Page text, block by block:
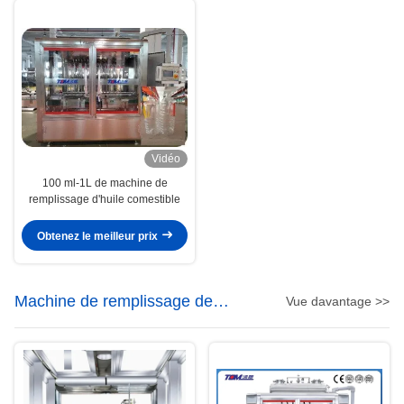
Vidéo
100 ml-1L de machine de
remplissage d'huile comestible
Obtenez le meilleur prix
Machine de remplissage de
shampooing
Vue davantage >>